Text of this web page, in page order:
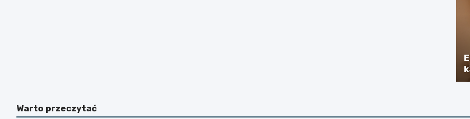
Warto przeczytać